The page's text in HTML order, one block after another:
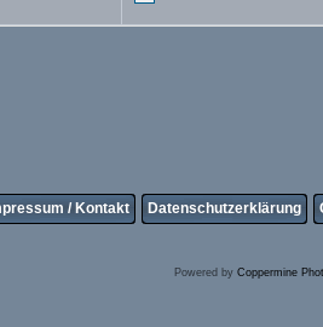
/ Kontakt Datenschutzerklärung
Powered by Coppermine